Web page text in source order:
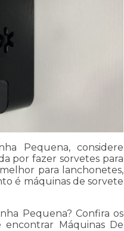
Pequena, considere
por fazer sorvetes para
para lanchonetes,
é máquinas de sorvete
Pequena? Confira os
encontrar Máquinas De